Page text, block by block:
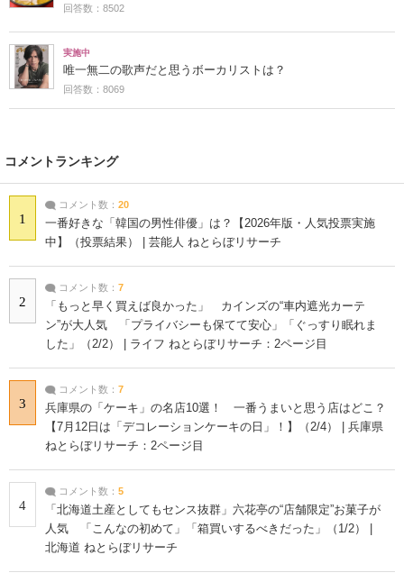
回答数：8502
実施中
唯一無二の歌声だと思うボーカリストは？
回答数：8069
コメントランキング
1
コメント数： 20
一番好きな「韓国の男性俳優」は？【2026年版・人気投票実施
中】（投票結果） | 芸能人 ねとらぼリサーチ
2
コメント数： 7
「もっと早く買えば良かった」 カインズの“車内遮光カーテ
ン”が大人気 「プライバシーも保てて安心」「ぐっすり眠れま
した」（2/2） | ライフ ねとらぼリサーチ：2ページ目
3
コメント数： 7
兵庫県の「ケーキ」の名店10選！ 一番うまいと思う店はどこ？
【7月12日は「デコレーションケーキの日」！】（2/4） | 兵庫県
ねとらぼリサーチ：2ページ目
4
コメント数： 5
「北海道土産としてもセンス抜群」六花亭の“店舗限定”お菓子が
人気 「こんなの初めて」「箱買いするべきだった」（1/2） |
北海道 ねとらぼリサーチ